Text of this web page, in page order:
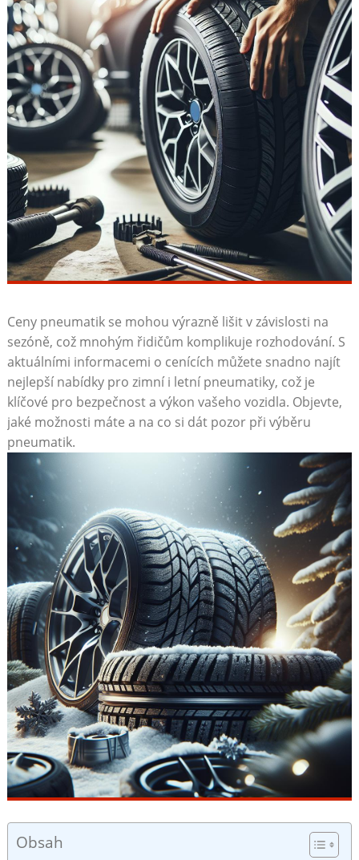
Ceny ​pneumatik se ⁣mohou výrazně lišit v‍ závislosti ‍na
sezóně, ‌což mnohým​ řidičům komplikuje rozhodování. S
⁣aktuálními informacemi o ⁤cenících můžete snadno najít
nejlepší nabídky pro ‌zimní i letní pneumatiky, což⁤ je
klíčové⁣ pro bezpečnost a⁤ výkon vašeho vozidla. Objevte,
jaké ‌možnosti máte a na co si‍ dát pozor při výběru
pneumatik.
Obsah